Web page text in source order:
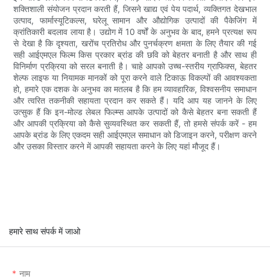
शक्तिशाली संयोजन प्रदान करती हैं, जिसने खाद्य एवं पेय पदार्थ, व्यक्तिगत देखभाल
उत्पाद, फार्मास्यूटिकल्स, घरेलू सामान और औद्योगिक उत्पादों की पैकेजिंग में
क्रांतिकारी बदलाव लाया है। उद्योग में 10 वर्षों के अनुभव के बाद, हमने प्रत्यक्ष रूप
से देखा है कि दृश्यता, खरोंच प्रतिरोध और पुनर्चक्रण क्षमता के लिए तैयार की गई
सही आईएमएल फिल्म किस प्रकार ब्रांड की छवि को बेहतर बनाती है और साथ ही
विनिर्माण प्रक्रिया को सरल बनाती है। चाहे आपको उच्च-स्तरीय ग्राफिक्स, बेहतर
शेल्फ लाइफ या नियामक मानकों को पूरा करने वाले टिकाऊ विकल्पों की आवश्यकता
हो, हमारे एक दशक के अनुभव का मतलब है कि हम व्यावहारिक, विश्वसनीय समाधान
और त्वरित तकनीकी सहायता प्रदान कर सकते हैं। यदि आप यह जानने के लिए
उत्सुक हैं कि इन-मोल्ड लेबल फिल्म्स आपके उत्पादों को कैसे बेहतर बना सकती हैं
और आपकी प्रक्रिया को कैसे सुव्यवस्थित कर सकती हैं, तो हमसे संपर्क करें - हम
आपके ब्रांड के लिए एकदम सही आईएमएल समाधान को डिजाइन करने, परीक्षण करने
और उसका विस्तार करने में आपकी सहायता करने के लिए यहां मौजूद हैं।
हमारे साथ संपर्क में जाओ
नाम